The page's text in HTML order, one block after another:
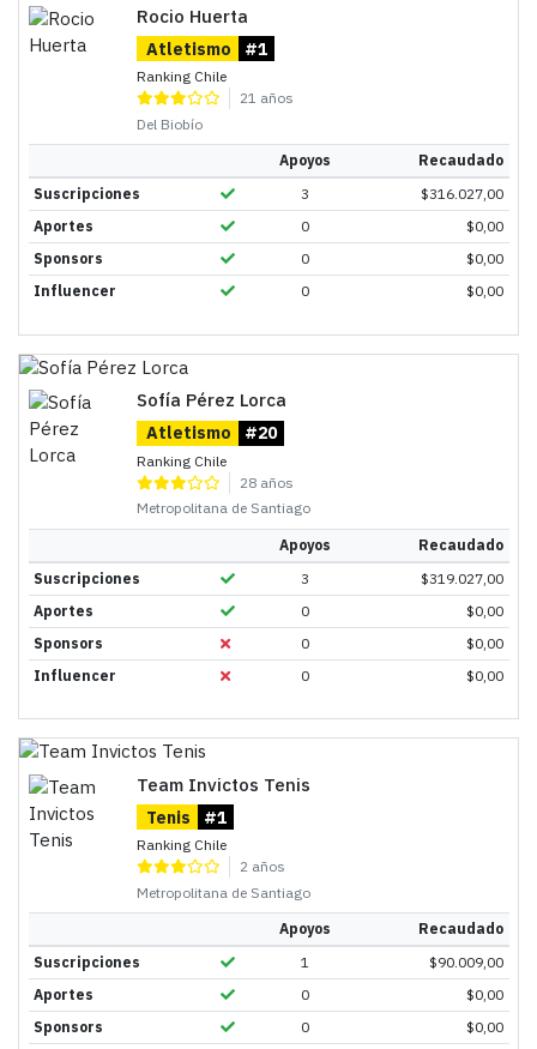
Rocio Huerta
Atletismo #1
Ranking Chile
21 años
Del Biobío
Apoyos
Recaudado
Suscripciones
3 $316.027,00
Aportes
0 $0,00
Sponsors
0 $0,00
Influencer
0 $0,00
Sofía Pérez Lorca
Atletismo #20
Ranking Chile
28 años
Metropolitana de Santiago
Apoyos
Recaudado
Suscripciones
3 $319.027,00
Aportes
0 $0,00
Sponsors
0 $0,00
Influencer
0 $0,00
Team Invictos Tenis
Tenis #1
Ranking Chile
2 años
Metropolitana de Santiago
Apoyos
Recaudado
Suscripciones
1 $90.009,00
Aportes
0 $0,00
Sponsors
0 $0,00